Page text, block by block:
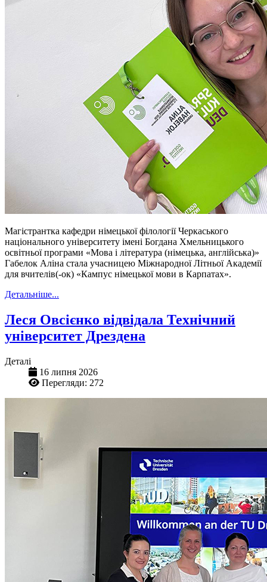
Магістрантка кафедри німецької філології Черкаського
національного університету імені Богдана Хмельницького
освітньої програми «Мова і література (німецька, англійська)»
Габелок Аліна стала учасницею Міжнародної Літньої Академії
для вчителів(-ок) «Кампус німецької мови в Карпатах».
Детальніше...
Леся Овсієнко відвідала Технічний
університет Дрездена
Деталі
16 липня 2026
Перегляди: 272